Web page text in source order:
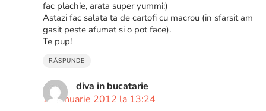
fac plachie, arata super yummi:)
Astazi fac salata ta de cartofi cu macrou (in sfarsit am
gasit peste afumat si o pot face).
Te pup!
RĂSPUNDE
diva in bucatarie
16 ianuarie 2012 la 13:24